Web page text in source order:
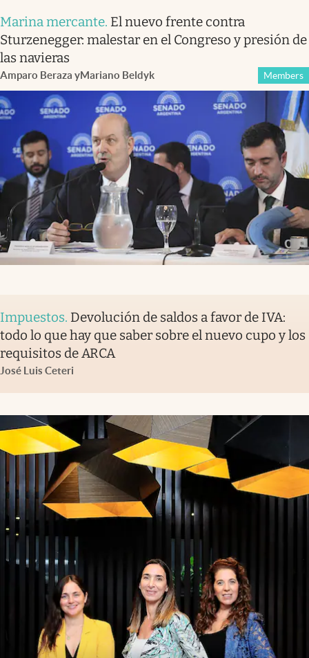
Marina mercante. El nuevo frente contra
Sturzenegger: malestar en el Congreso y presión de
las navieras
Amparo Beraza yMariano Beldyk Members
Impuestos. Devolución de saldos a favor de IVA:
todo lo que hay que saber sobre el nuevo cupo y los
requisitos de ARCA
José Luis Ceteri